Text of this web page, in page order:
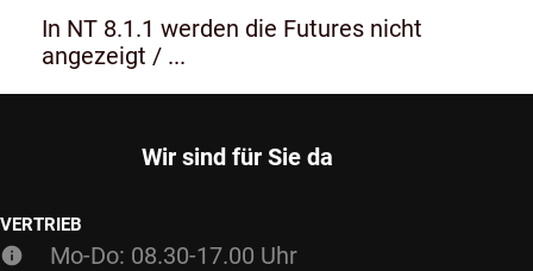
In NT 8.1.1 werden die Futures nicht
angezeigt / ...
Wir sind für Sie da
VERTRIEB
Mo-Do: 08.30-17.00 Uhr